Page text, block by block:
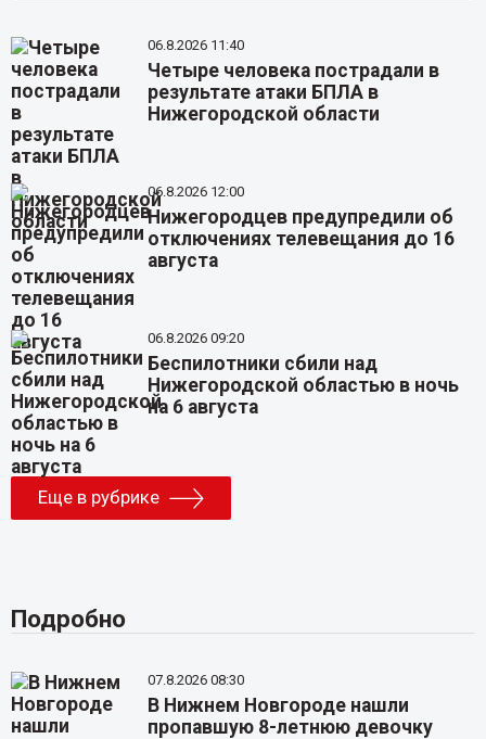
06.8.2026 11:40
Четыре человека пострадали в
результате атаки БПЛА в
Нижегородской области
06.8.2026 12:00
Нижегородцев предупредили об
отключениях телевещания до 16
августа
06.8.2026 09:20
Беспилотники сбили над
Нижегородской областью в ночь
на 6 августа
Еще в рубрике
Подробно
07.8.2026 08:30
В Нижнем Новгороде нашли
пропавшую 8-летнюю девочку